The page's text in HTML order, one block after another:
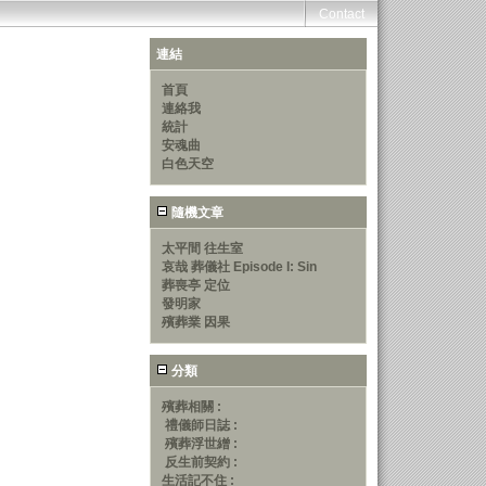
Contact
連結
首頁
連絡我
統計
安魂曲
白色天空
隨機文章
太平間 往生室
哀哉 葬儀社 Episode I: Sin
葬喪亭 定位
發明家
殯葬業 因果
分類
殯葬相關 :
禮儀師日誌 :
殯葬浮世繒 :
反生前契約 :
生活記不住 :